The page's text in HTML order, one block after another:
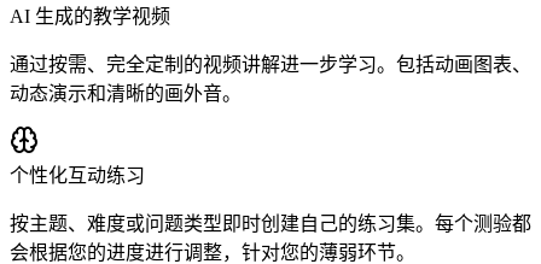
AI 生成的教学视频
通过按需、完全定制的视频讲解进一步学习。包括动画图表、
动态演示和清晰的画外音。
个性化互动练习
按主题、难度或问题类型即时创建自己的练习集。每个测验都
会根据您的进度进行调整，针对您的薄弱环节。